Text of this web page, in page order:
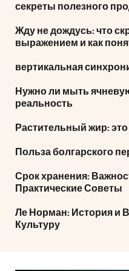
секреты полезного
Жду не дождусь: что
выражением и как
вертикальная
Нужно ли мыть
реальность
Растительный жир:
Польза болгарского
Срок хранения:
Практические Советы
Ле Норман: История и
Культуру